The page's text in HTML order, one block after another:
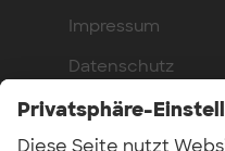
Impressum
Datenschutz
Compliance